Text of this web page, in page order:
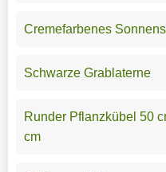
Cremefarbenes
Schwarze Grablaterne
Runder Pflanzkübel 50
cm